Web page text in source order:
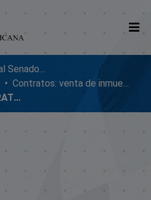
Repositorio Digital SenadoRD
Contratos: venta de inmuebles, enmiendas y donaciones
INFORME MIL CONTRATOS